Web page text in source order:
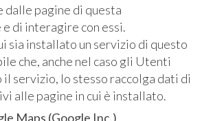
pagine di questa
di interagire con essi.
sia installato un servizio di questo
che, anche nel caso gli Utenti
il servizio, lo stesso raccolga dati di
alle pagine in cui è installato.
Maps (Google Inc.)